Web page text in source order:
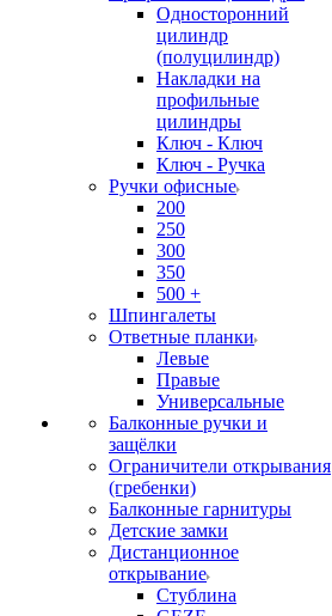
Односторонний
цилиндр
(полуцилиндр)
Накладки на
профильные
цилиндры
Ключ - Ключ
Ключ - Ручка
Ручки офисные
200
250
300
350
500 +
Шпингалеты
Ответные планки
Левые
Правые
Универсальные
Балконные ручки и
защёлки
Ограничители открывания
(гребенки)
Балконные гарнитуры
Детские замки
Дистанционное
открывание
Стублина